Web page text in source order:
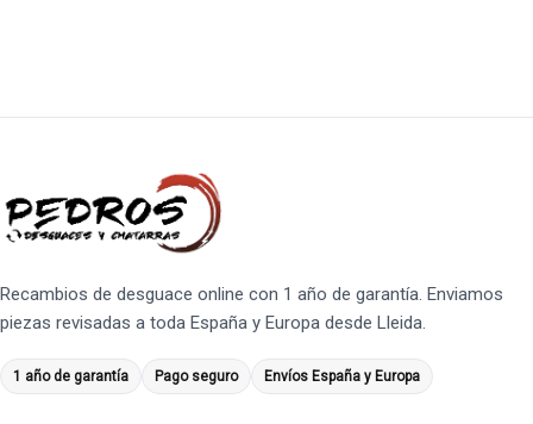
Recambios de desguace online con 1 año de garantía. Enviamos
piezas revisadas a toda España y Europa desde Lleida.
1 año de garantía Pago seguro Envíos España y Europa